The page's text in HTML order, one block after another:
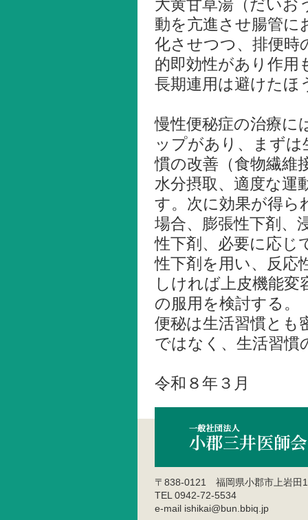
大黄甘草湯（だいお
動を亢進させ腸管に
化させつつ、排便時
的即効性があり作用
長期連用は避けたほ
慢性便秘症の治療に
ップがあり、まずは
慣の改善（食物繊維
水分摂取、適度な運
す。次に効果が得ら
場合、膨張性下剤、
性下剤、必要に応じ
性下剤を用い、反応
しければ上皮機能
の服用を検討する。
便秘は生活習慣とも
ではなく、生活習慣
令和８年３月
〒838-0121 福岡県小郡市上岩田
TEL 0942-72-5534
e-mail ishikai@bun.bbiq.jp